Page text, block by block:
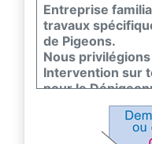
Entreprise
travaux
de Pigeons.
Nous
Intervention sur
pour le
Méthodes
Filets, Pics,
Nettoyage et